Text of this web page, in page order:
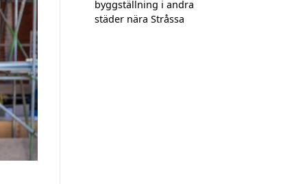
byggställning i andra
städer nära Stråssa